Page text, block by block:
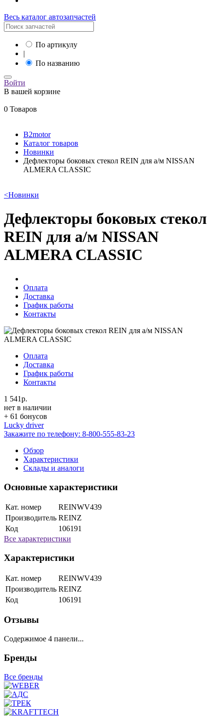
Весь каталог автозапчастей
По артикулу
|
По названию
Войти
В вашей корзине
0 Товаров
B2motor
Каталог товаров
Новинки
Дефлекторы боковых стекол REIN для а/м NISSAN
ALMERA CLASSIC
<Новинки
Дефлекторы боковых стекол
REIN для а/м NISSAN
ALMERA CLASSIC
Оплата
Доставка
График работы
Контакты
Оплата
Доставка
График работы
Контакты
1 541р.
нет в наличии
+ 61 бонусов
Lucky driver
Закажите по телефону: 8-800-555-83-23
Обзор
Характеристики
Склады и аналоги
Основные характеристики
Кат. номер
REINWV439
Производитель REINZ
Код
106191
Все характеристики
Характеристики
Кат. номер
REINWV439
Производитель REINZ
Код
106191
Отзывы
Содержимое 4 панели...
Бренды
Все бренды